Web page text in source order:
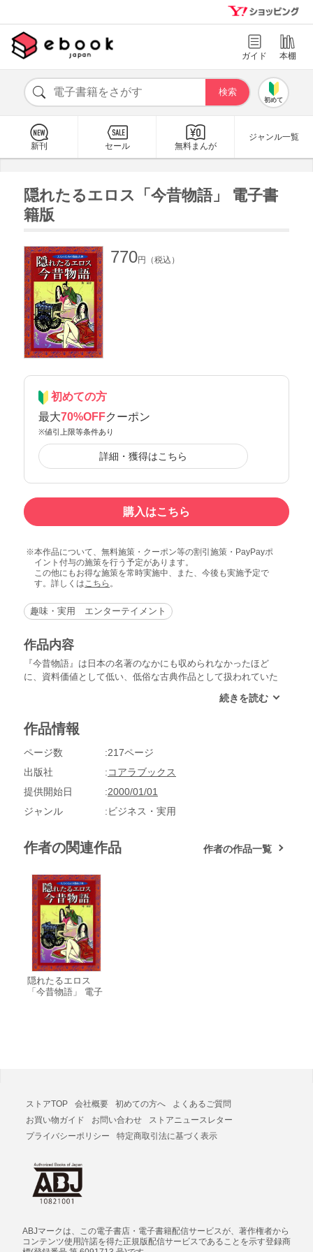
ガイド 本棚
初めて
新刊 セール 無料まんが
ジャンル一覧
隠れたるエロス「今昔物語」 電子書
籍版
770円（税込）
初めての方
最大70%OFFクーポン
※値引上限等条件あり
詳細・獲得はこちら
購入はこちら
本作品について、無料施策・クーポン等の割引施策・PayPayポ
イント付与の施策を行う予定があります。
この他にもお得な施策を常時実施中、また、今後も実施予定で
す。詳しくは こちら 。
趣味・実用 エンターテイメント
作品内容
『今昔物語』は日本の名著のなかにも収められなかったほど
に、資料価値として低い、低俗な古典作品として扱われていた
るエロ本であり、当時の週刊誌ネタのような作品であったよう
作品情報
ページ数
217ページ
出版社
コアラブックス
提供開始日
2000/01/01
ジャンル
ビジネス・実用
作者の関連作品 作者の作品一覧
隠れたるエロス
「今昔物語」 電子
ストアTOP 会社概要 初めての方へ
よくあるご質問
お買い物ガイド
お問い合わせ
ストアニュースレター
プライバシーポリシー
特定商取引法に基づく表示
ABJマークは、この電子書店・電子書籍配信サービスが、著作権者から
コンテンツ使用許諾を得た正規版配信サービスであることを示す登録商